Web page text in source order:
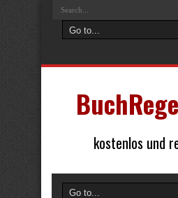
kostenlos und